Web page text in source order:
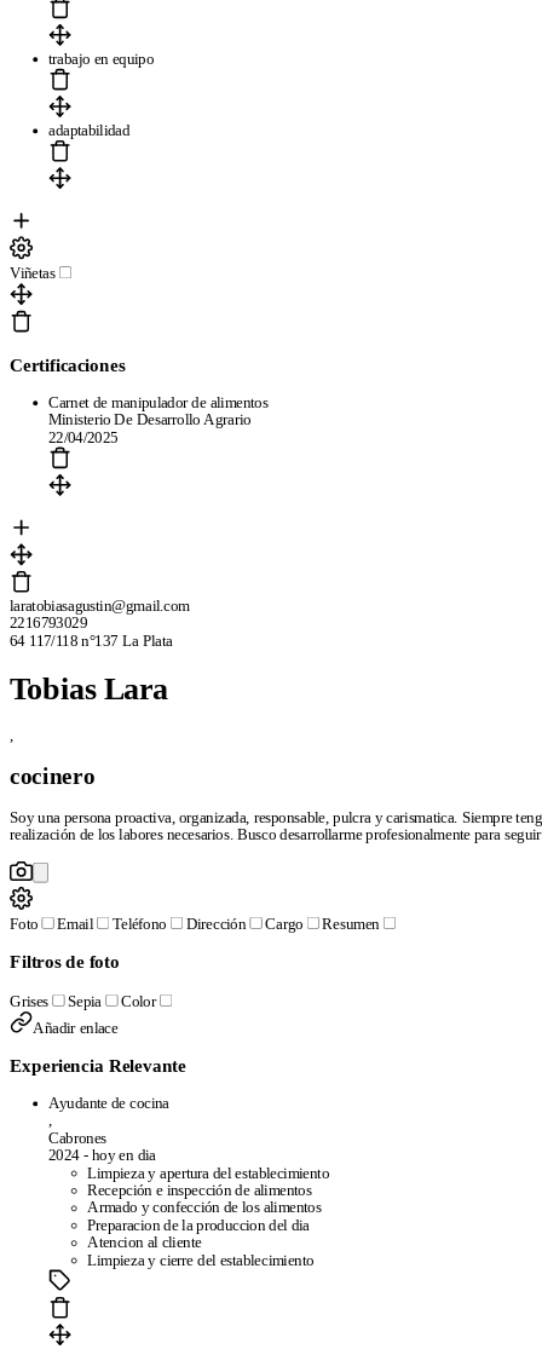
trabajo en equipo
adaptabilidad
Viñetas
Certificaciones
Carnet de manipulador de alimentos
Ministerio De Desarrollo Agrario
22/04/2025
laratobiasagustin@gmail.com
2216793029
64 117/118 n°137 La Plata
Tobias Lara
cocinero
Soy una persona proactiva, organizada, responsable, pulcra y carismatica. Siempre
realización de los labores necesarios. Busco desarrollarme profesionalmente para
Foto Email Teléfono Dirección Cargo Resumen
Filtros de foto
Grises Sepia Color
Añadir enlace
Experiencia Relevante
Ayudante de cocina
,
Cabrones
2024 - hoy en dia
Limpieza y apertura del establecimiento
Recepción e inspección de alimentos
Armado y confección de los alimentos
Preparacion de la produccion del dia
Atencion al cliente
Limpieza y cierre del establecimiento
Pages
Free resume templates
online Frequently asked questions
Company
BlogAbout CandyCV Editorial methodology Press kit
436f6e74616374
Legal
Terms of Service Privacy policy Cookie policy
Copyright © 2026